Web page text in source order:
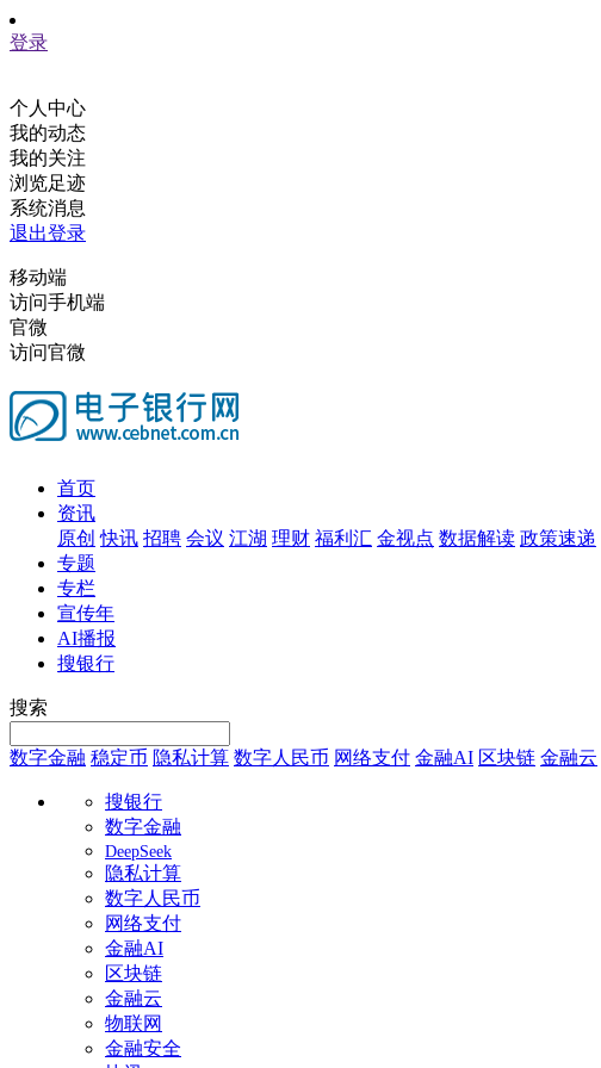
登录
个人中心
我的动态
我的关注
浏览足迹
系统消息
退出登录
移动端
访问手机端
官微
访问官微
首页
资讯
原创 快讯 招聘 会议 江湖 理财 福利汇 金视点 数据解读 政策速递
专题
专栏
宣传年
AI播报
搜银行
搜索
数字金融 稳定币 隐私计算 数字人民币 网络支付 金融AI 区块链 金融云
搜银行
数字金融
DeepSeek
隐私计算
数字人民币
网络支付
金融AI
区块链
金融云
物联网
金融安全